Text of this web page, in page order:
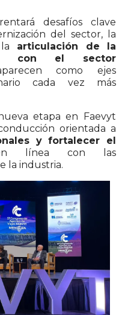
desafíos clave
del sector, la
articulación de la
con el sector
como ejes
cada vez más
etapa en Faevyt
orientada a
y fortalecer el
línea con las
la industria.